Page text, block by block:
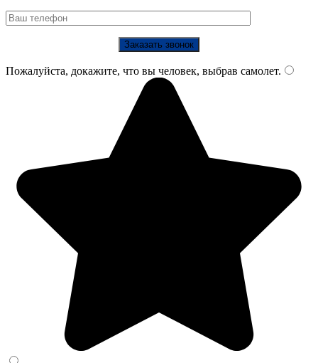
Пожалуйста, докажите, что вы человек, выбрав самолет.